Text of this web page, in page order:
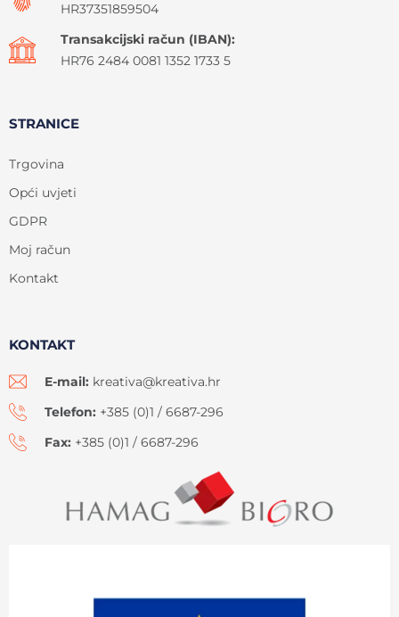
HR37351859504
Transakcijski račun (IBAN):
HR76 2484 0081 1352 1733 5
STRANICE
Trgovina
Opći uvjeti
GDPR
Moj račun
Kontakt
KONTAKT
E-mail: kreativa@kreativa.hr
Telefon: +385 (0)1 / 6687-296
Fax: +385 (0)1 / 6687-296